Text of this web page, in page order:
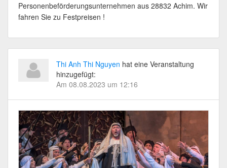
Personenbeförderungsunternehmen aus 28832 Achim. Wir
fahren Sie zu Festpreisen !
Thi Anh Thi Nguyen hat eine Veranstaltung
hinzugefügt:
Am 08.08.2023 um 12:16